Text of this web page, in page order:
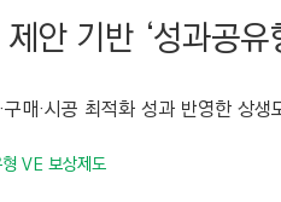
안 기반 ‘성과공
매·시공 최적화 성과 반영한 상
VE 보상제도